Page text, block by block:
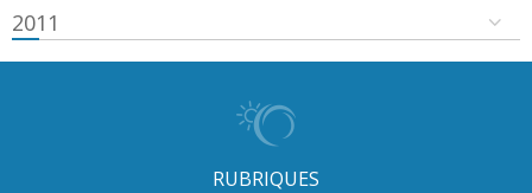
2011
RUBRIQUES